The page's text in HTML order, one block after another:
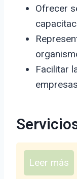
Ofrecer
Facilitar
Leer más